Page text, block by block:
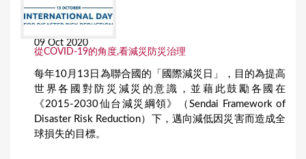
09 Oct 2020
從COVID-19的角度,看減災防災治理
每年10月13日為聯合國的「國際減災日」，目的為提高
世界各國對防災減災的意識，並藉此鼓勵各國在
《2015-2030仙台減災綱領》（Sendai Framework of
Disaster Risk Reduction）下，邁向減低因災害而造成全
球損失的目標。